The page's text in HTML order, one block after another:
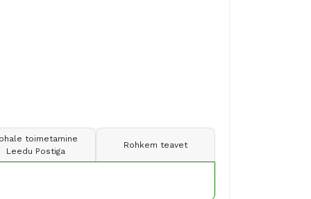
toimetamine
Leedu Postiga
Rohkem teavet